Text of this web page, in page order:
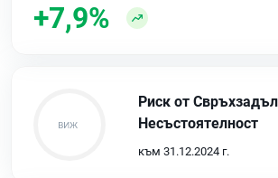
+7,9%
Риск от
Несъстоятелност
към 31.12.2024 г.